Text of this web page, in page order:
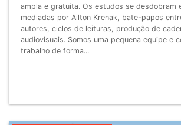
ampla e gratuita. Os estudos se desdobram
mediadas por Ailton Krenak, bate-papos
autores, ciclos de leituras, produção de
audiovisuais. Somos uma pequena equipe e
trabalho de forma...